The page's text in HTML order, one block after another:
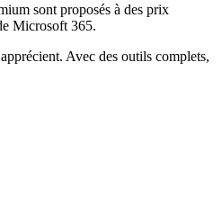
sont proposés à des prix
Microsoft 365.
Avec des outils complets,